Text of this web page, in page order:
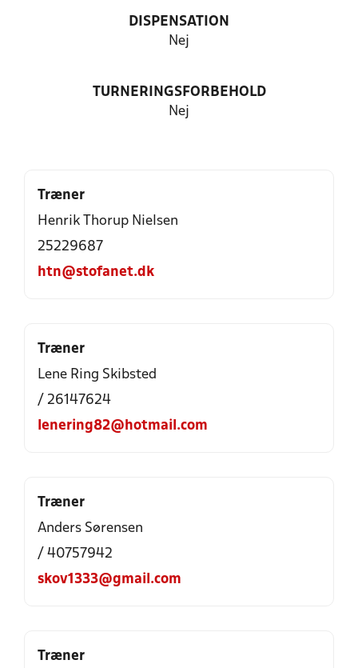
DISPENSATION
Nej
TURNERINGSFORBEHOLD
Nej
Træner
Henrik Thorup Nielsen
25229687
htn@stofanet.dk
Træner
Lene Ring Skibsted
/ 26147624
lenering82@hotmail.com
Træner
Anders Sørensen
/ 40757942
skov1333@gmail.com
Træner